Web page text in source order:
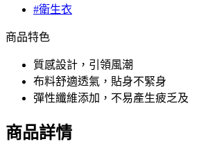
#衛生衣
商品特色
質感設計，引領風潮
布料舒適透氣，貼身不緊身
彈性纖維添加，不易產生疲乏及
商品詳情